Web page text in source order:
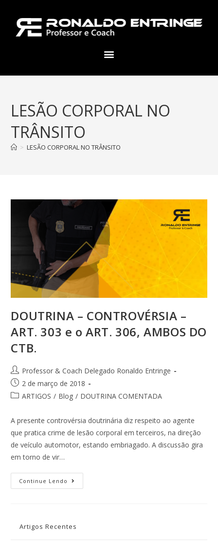
LESÃO CORPORAL NO
TRÂNSITO
> LESÃO CORPORAL NO TRÂNSITO
DOUTRINA – CONTROVÉRSIA –
ART. 303 e o ART. 306, AMBOS DO
CTB.
Professor & Coach Delegado Ronaldo Entringe
2 de março de 2018
ARTIGOS / Blog / DOUTRINA COMENTADA
A presente controvérsia doutrinária diz respeito ao agente
que pratica crime de lesão corporal em terceiros, na direção
de veículo automotor, estando embriagado. A discussão gira
em torno de vir…
Continue Lendo
Artigos Recentes